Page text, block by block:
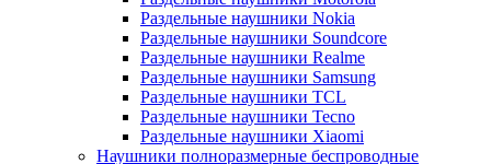
Раздельные наушники Nokia
Раздельные наушники Soundcore
Раздельные наушники Realme
Раздельные наушники Samsung
Раздельные наушники TCL
Раздельные наушники Tecno
Раздельные наушники Xiaomi
Наушники полноразмерные беспроводные